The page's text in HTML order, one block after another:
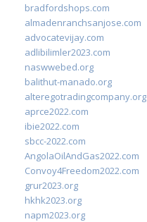
bradfordshops.com
almadenranchsanjose.com
advocatevijay.com
adlibilimler2023.com
naswwebed.org
balithut-manado.org
alteregotradingcompany.org
aprce2022.com
ibie2022.com
sbcc-2022.com
AngolaOilAndGas2022.com
Convoy4Freedom2022.com
grur2023.org
hkhk2023.org
napm2023.org